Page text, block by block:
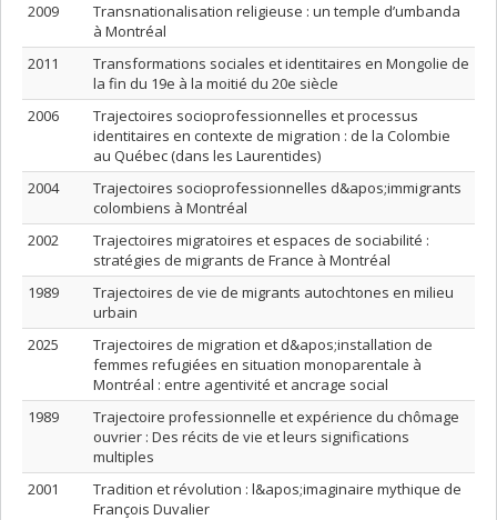
2009
Transnationalisation religieuse : un temple d’umbanda
à Montréal
2011
Transformations sociales et identitaires en Mongolie de
la fin du 19e à la moitié du 20e siècle
2006
Trajectoires socioprofessionnelles et processus
identitaires en contexte de migration : de la Colombie
au Québec (dans les Laurentides)
2004
Trajectoires socioprofessionnelles d&apos;immigrants
colombiens à Montréal
2002
Trajectoires migratoires et espaces de sociabilité :
stratégies de migrants de France à Montréal
1989
Trajectoires de vie de migrants autochtones en milieu
urbain
2025
Trajectoires de migration et d&apos;installation de
femmes refugiées en situation monoparentale à
Montréal : entre agentivité et ancrage social
1989
Trajectoire professionnelle et expérience du chômage
ouvrier : Des récits de vie et leurs significations
multiples
2001
Tradition et révolution : l&apos;imaginaire mythique de
François Duvalier